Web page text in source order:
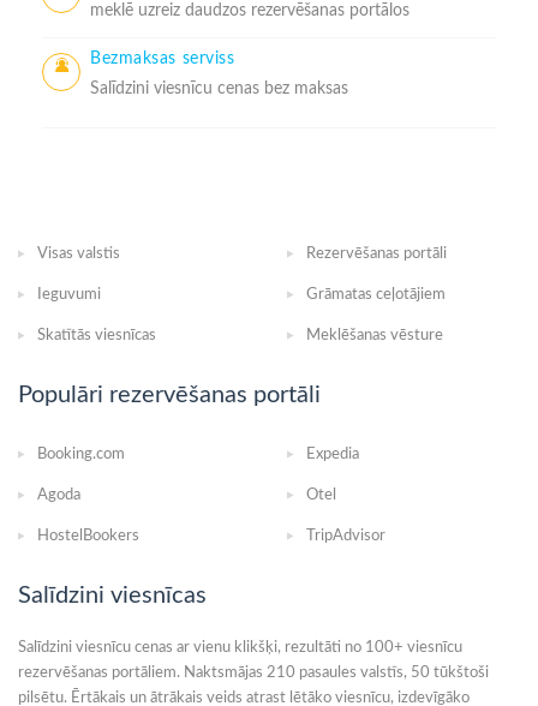
meklē uzreiz daudzos rezervēšanas portālos
Bezmaksas serviss
Salīdzini viesnīcu cenas bez maksas
Visas valstis Rezervēšanas portāli
Ieguvumi Grāmatas ceļotājiem
Skatītās viesnīcas Meklēšanas vēsture
Populāri rezervēšanas portāli
Booking.com Expedia
Agoda Otel
HostelBookers TripAdvisor
Salīdzini viesnīcas
Salīdzini viesnīcu cenas ar vienu klikšķi, rezultāti no 100+ viesnīcu
rezervēšanas portāliem. Naktsmājas 210 pasaules valstīs, 50 tūkštoši
pilsētu. Ērtākais un ātrākais veids atrast lētāko viesnīcu, izdevīgāko